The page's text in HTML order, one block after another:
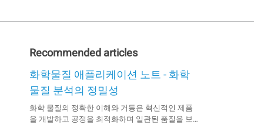
Recommended articles
화학물질 애플리케이션 노트 - 화학
물질 분석의 정밀성
화학 물질의 정확한 이해와 거동은 혁신적인 제품
을 개발하고 공정을 최적화하며 일관된 품질을 보